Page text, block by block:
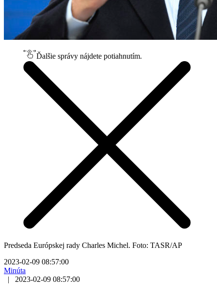
Ďalšie správy nájdete potiahnutím.
Predseda Európskej rady Charles Michel. Foto: TASR/AP
2023-02-09 08:57:00
Minúta
|
2023-02-09 08:57:00